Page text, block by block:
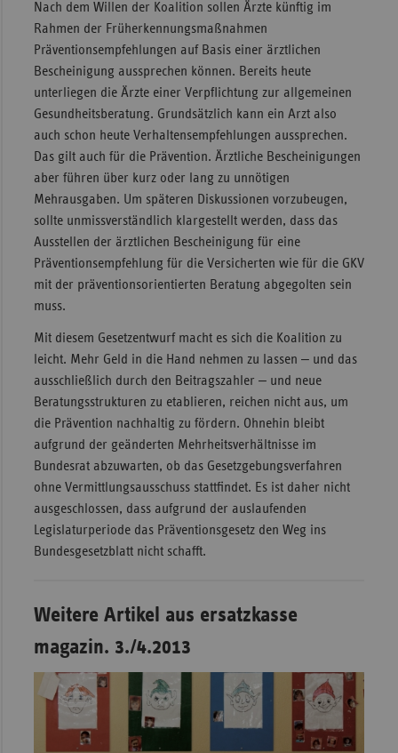
Nach dem Willen der Koalition sollen Ärzte künftig im
Rahmen der Früherkennungsmaßnahmen
Präventionsempfehlungen auf Basis einer ärztlichen
Bescheinigung aussprechen können. Bereits heute
unterliegen die Ärzte einer Verpflichtung zur allgemeinen
Gesundheitsberatung. Grundsätzlich kann ein Arzt also
auch schon heute Verhaltensempfehlungen aussprechen.
Das gilt auch für die Prävention. Ärztliche Bescheinigungen
aber führen über kurz oder lang zu unnötigen
Mehrausgaben. Um späteren Diskussionen vorzubeugen,
sollte unmissverständlich klargestellt werden, dass das
Ausstellen der ärztlichen Bescheinigung für eine
Präventionsempfehlung für die Versicherten wie für die GKV
mit der präventionsorientierten Beratung abgegolten sein
muss.
Mit diesem Gesetzentwurf macht es sich die Koalition zu
leicht. Mehr Geld in die Hand nehmen zu lassen ‒ und das
ausschließlich durch den Beitragszahler ‒ und neue
Beratungsstrukturen zu etablieren, reichen nicht aus, um
die Prävention nachhaltig zu fördern. Ohnehin bleibt
aufgrund der geänderten Mehrheitsverhältnisse im
Bundesrat abzuwarten, ob das Gesetzgebungsverfahren
ohne Vermittlungsausschuss stattfindet. Es ist daher nicht
ausgeschlossen, dass aufgrund der auslaufenden
Legislaturperiode das Präventionsgesetz den Weg ins
Bundesgesetzblatt nicht schafft.
Weitere Artikel aus ersatzkasse
magazin. 3./4.2013